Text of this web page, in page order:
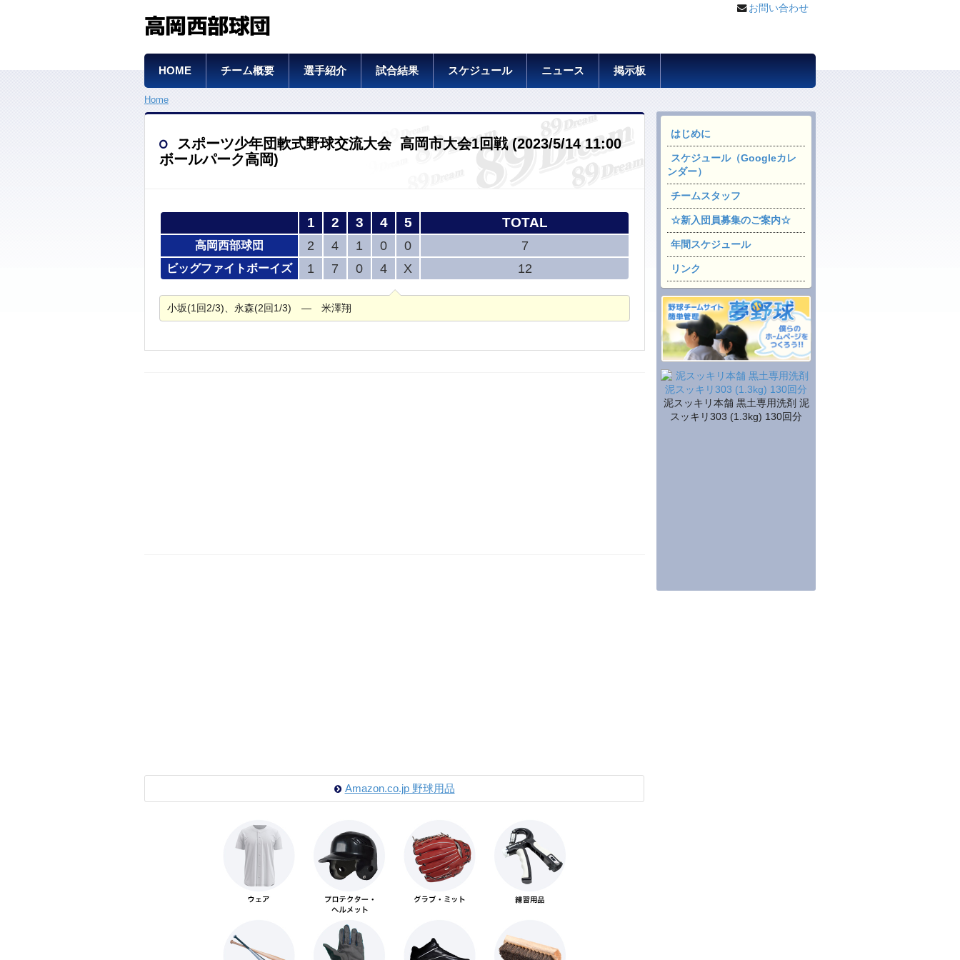
高岡西部球団
お問い合わせ
HOME チーム概要 選手紹介 試合結果 スケジュール ニュース 掲示板
はじめに
スケジュール（Googleカレ
ンダー）
チームスタッフ
☆新入団員募集のご案内☆
年間スケジュール
リンク
泥スッキリ本舗 黒土専用洗剤 泥
スッキリ303 (1.3kg) 130回分
Home
スポーツ少年団軟式野球交流大会 高岡市大会1回戦 (2023/5/14 11:00
ボールパーク高岡)
1 2 3 4 5 TOTAL
高岡西部球団 2 4 1 0 0 7
ビッグファイトボーイズ 1 7 0 4 X 12
小坂(1回2/3)、永森(2回1/3) ― 米澤翔
Amazon.co.jp 野球用品